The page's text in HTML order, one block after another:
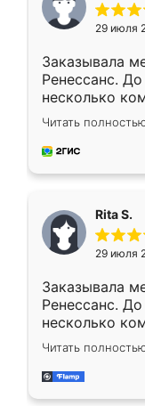
29 июля
Заказывала
Ренессанс.
несколько
эту. Сначала
приехал
и снял
каких-либо
довольна, все
Читать
Rita S.
29 июля
Заказывала
Ренессанс.
несколько
эту. Сначала
приехал
и снял
Читать